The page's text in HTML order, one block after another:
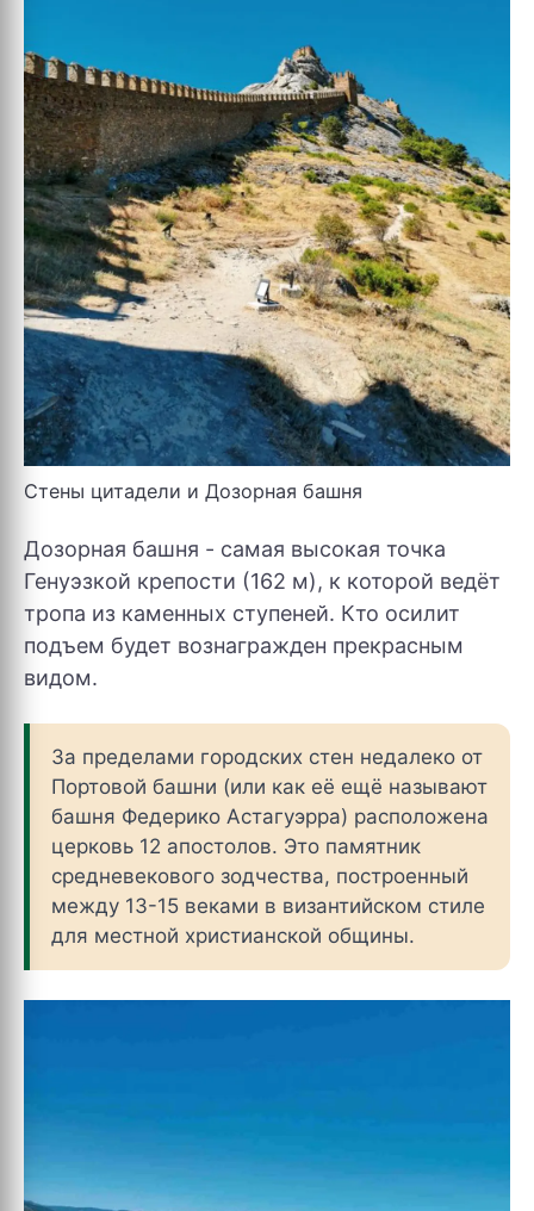
Стены цитадели и Дозорная башня
Дозорная башня - самая высокая точка
Генуэзкой крепости (162 м), к которой ведёт
тропа из каменных ступеней. Кто осилит
подъем будет вознагражден прекрасным
видом.
За пределами городских стен недалеко от
Портовой башни (или как её ещё называют
башня Федерико Астагуэрра) расположена
церковь 12 апостолов. Это памятник
средневекового зодчества, построенный
между 13-15 веками в византийском стиле
для местной христианской общины.